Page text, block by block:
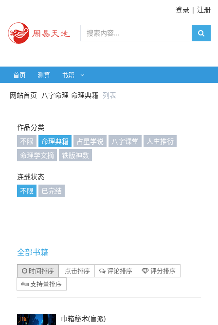
登录 | 注册
首页 测算 书籍
网站首页 八字命理 命理典籍 列表
作品分类
不限
命理典籍 占星学说 八字课堂
人生推衍
命理学文摘
铁版神数
连载状态
不限
已完结
全部书籍
时间排序 点击排序 评论排序
评分排序
支持量排序
巾箱秘术(盲派)